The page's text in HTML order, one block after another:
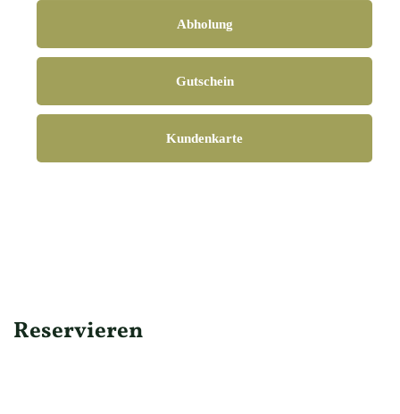
Abholung
Gutschein
Kundenkarte
Reservieren